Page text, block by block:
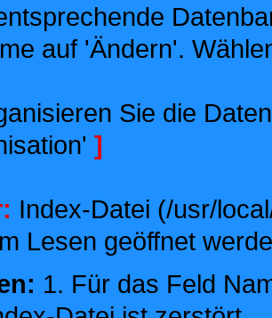
auf 'Ändern'.
Sie die
]
Index-Datei (/usr/
Lesen geöffnet
1. Für das Feld